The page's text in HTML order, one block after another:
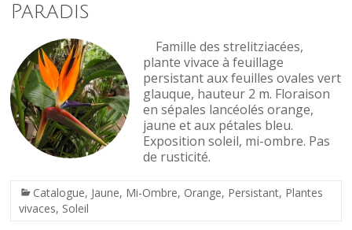
Paradis
Famille des strelitziacées,
plante vivace à feuillage
persistant aux feuilles ovales vert
glauque, hauteur 2 m. Floraison
en sépales lancéolés orange,
jaune et aux pétales bleu.
Exposition soleil, mi-ombre. Pas
de rusticité.
Catalogue, Jaune, Mi-Ombre, Orange, Persistant, Plantes
vivaces, Soleil